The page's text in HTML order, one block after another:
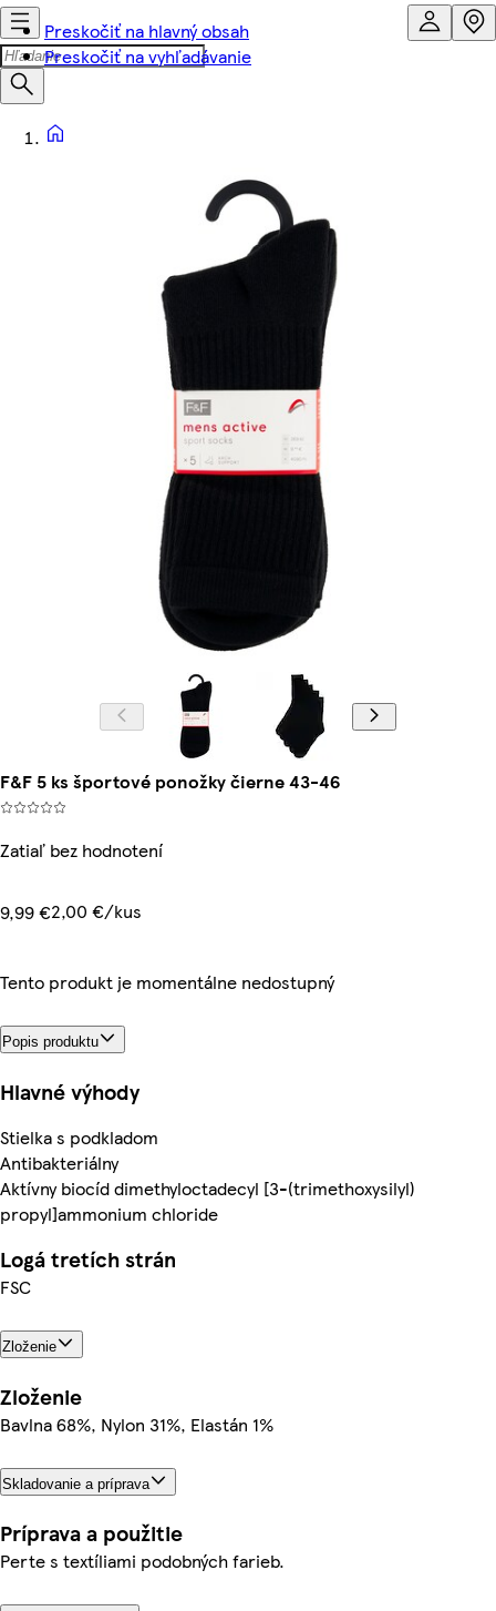
Preskočiť na hlavný obsah
Preskočiť na vyhľadávanie
F&F 5 ks športové ponožky čierne 43-46
Zatiaľ bez hodnotení
9,99 €2,00 €/kus
Tento produkt je momentálne nedostupný
Popis produktu
Hlavné výhody
Stielka s podkladom
Antibakteriálny
Aktívny biocíd dimethyloctadecyl [3-(trimethoxysilyl)
propyl]ammonium chloride
Logá tretích strán
FSC
Zloženie
Zloženie
Bavlna 68%, Nylon 31%, Elastán 1%
Skladovanie a príprava
Príprava a použitie
Perte s textíliami podobných farieb.